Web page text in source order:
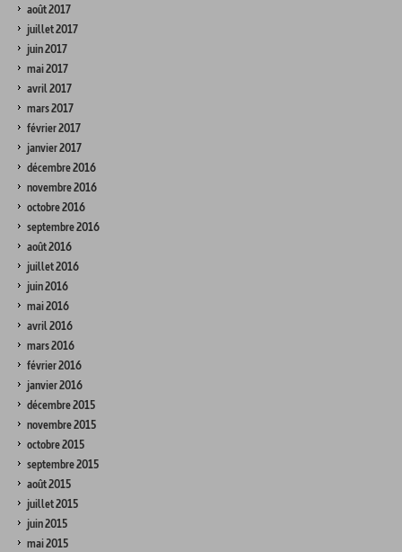
août 2017
juillet 2017
juin 2017
mai 2017
avril 2017
mars 2017
février 2017
janvier 2017
décembre 2016
novembre 2016
octobre 2016
septembre 2016
août 2016
juillet 2016
juin 2016
mai 2016
avril 2016
mars 2016
février 2016
janvier 2016
décembre 2015
novembre 2015
octobre 2015
septembre 2015
août 2015
juillet 2015
juin 2015
mai 2015